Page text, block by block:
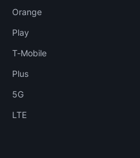
Orange
Play
T-Mobile
Plus
5G
LTE